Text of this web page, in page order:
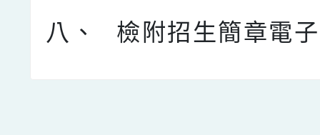
八、
檢附招生簡章電